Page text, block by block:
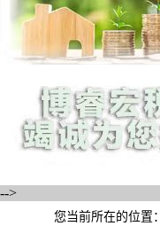
-->
您当前所在的位置：